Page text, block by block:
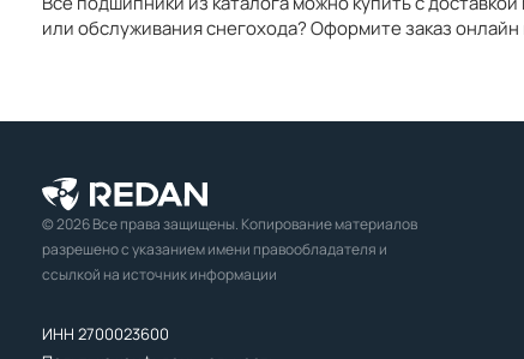
или обслуживания снегохода? Оформите заказ
© 2026 Все права защищены. Копирование материалов
разрешено с указанием имени правообладателя и
ссылкой на источник информации
ИНН 2700023600